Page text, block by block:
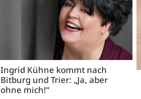
Ingrid Kühne kommt nach
Bitburg und Trier: „Ja, aber
ohne mich!“